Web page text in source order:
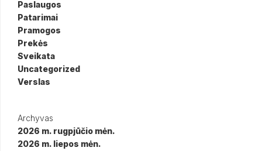
Paslaugos
Patarimai
Pramogos
Prekės
Sveikata
Uncategorized
Verslas
Archyvas
2026 m. rugpjūčio mėn.
2026 m. liepos mėn.